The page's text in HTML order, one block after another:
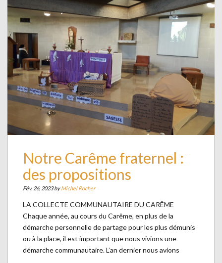
Notre Carême fraternel :
des propositions
Fév. 26, 2023 byMichel Rocher
LA COLLECTE COMMUNAUTAIRE DU CARÊME
Chaque année, au cours du Carême, en plus de la
démarche personnelle de partage pour les plus démunis
ou à la place, il est important que nous vivions une
démarche communautaire. L’an dernier nous avions